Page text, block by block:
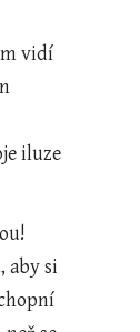
vidí
iluze
aby si